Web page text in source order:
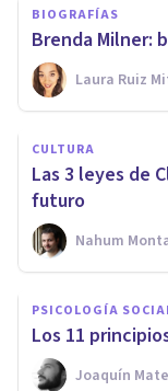
BIOGRAFÍAS
Brenda Milner:
Laura Ruiz
CULTURA
Las 3 leyes de
futuro
Nahum
PSICOLOGÍA
Los 11
Joaquín